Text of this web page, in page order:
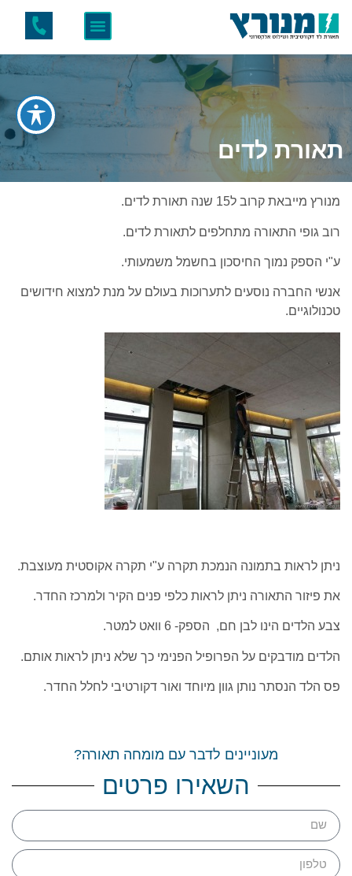
תאורת לדים
מנורץ מייבאת קרוב ל15 שנה תאורת לדים.
רוב גופי התאורה מתחלפים לתאורת לדים.
ע"י הספק נמוך החיסכון בחשמל משמעותי.
אנשי החברה נוסעים לתערוכות בעולם על מנת למצוא חידושים
טכנולוגיים.
ניתן לראות בתמונה הנמכת תקרה ע"י תקרה אקוסטית מעוצבת.
את פיזור התאורה ניתן לראות כלפי פנים הקיר ולמרכז החדר.
צבע הלדים הינו לבן חם, הספק- 6 וואט למטר.
הלדים מודבקים על הפרופיל הפנימי כך שלא ניתן לראות אותם.
פס הלד הנסתר נותן גוון מיוחד ואור דקורטיבי לחלל החדר.
מעוניינים לדבר עם מומחה תאורה?
השאירו פרטים